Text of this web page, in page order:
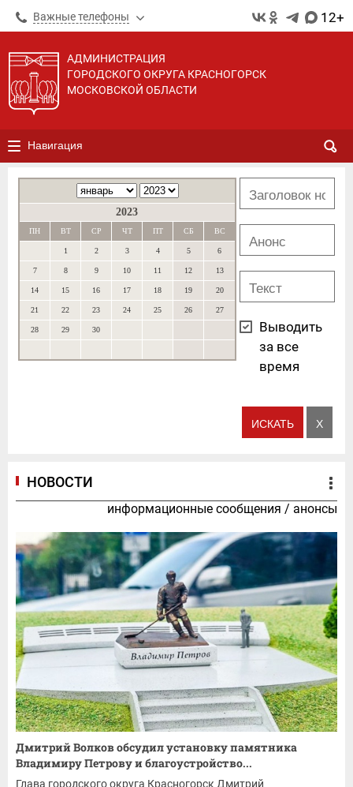
Важные телефоны 12+
АДМИНИСТРАЦИЯ
ГОРОДСКОГО ОКРУГА КРАСНОГОРСК
МОСКОВСКОЙ ОБЛАСТИ
Навигация
2023
ПН ВТ СР ЧТ ПТ СБ ВС
1 2 3 4 5 6
7 8 9 10 11 12 13
14 15 16 17 18 19 20
21 22 23 24 25 26 27
28 29 30
Выводить
за все
время
НОВОСТИ
информационные сообщения / анонсы
Дмитрий Волков обсудил установку памятника
Владимиру Петрову и благоустройство...
Глава городского округа Красногорск Дмитрий